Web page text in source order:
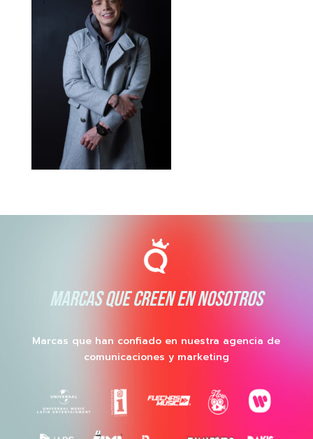
MARCAS QUE CREEN EN NOSOTROS
Marcas que han confiado en nuestra agencia de
comunicaciones y marketing